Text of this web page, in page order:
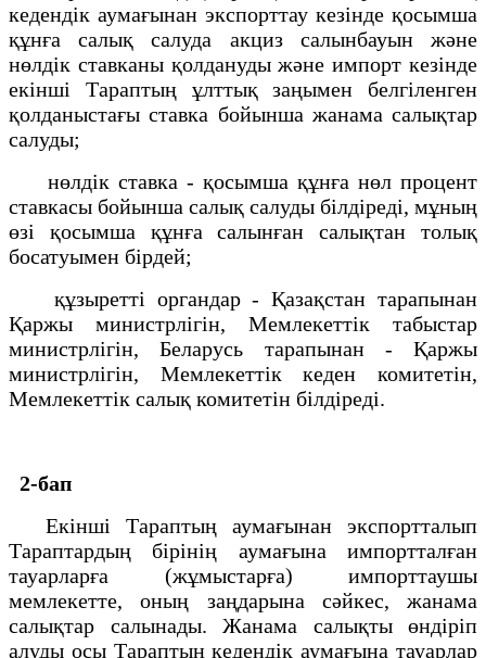
кедендiк аумағынан экспорттау кезiнде қосымша
құнға салық салуда акциз салынбауын және
нөлдiк ставканы қолдануды және импорт кезiнде
екiншi Тараптың ұлттық заңымен белгiленген
қолданыстағы ставка бойынша жанама салықтар
салуды;
нөлдiк ставка - қосымша құнға нөл процент
ставкасы бойынша салық салуды бiлдiредi, мұның
өзi қосымша құнға салынған салықтан толық
босатуымен бiрдей;
құзыреттi органдар - Қазақстан тарапынан
Қаржы министрлiгiн, Мемлекеттiк табыстар
министрлiгiн, Беларусь тарапынан - Қаржы
министрлiгiн, Мемлекеттiк кеден комитетiн,
Мемлекеттiк салық комитетiн бiлдiредi.
2-бап
Екiншi Тараптың аумағынан экспортталып
Тараптардың бiрiнiң аумағына импортталған
тауарларға (жұмыстарға) импорттаушы
мемлекетте, оның заңдарына сәйкес, жанама
салықтар салынады. Жанама салықты өндiрiп
алуды осы Тараптың кедендiк аумағына тауарлар